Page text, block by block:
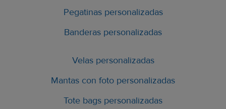
Pegatinas personalizadas
Banderas personalizadas
Velas personalizadas
Mantas con foto personalizadas
Tote bags personalizadas